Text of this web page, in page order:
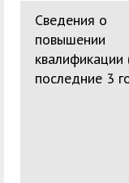
Сведения о
повышении
квалификации
последние 3